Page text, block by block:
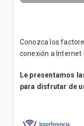
Dispositivos
¿Cuáles son las
Servicios de
Conozca los
conexión a Internet
Le presentamos
para disfrutar de